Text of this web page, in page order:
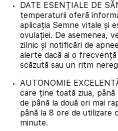
DATE ESENȚIALE DE
temperaturii oferă
aplicația Semne vitale și
ovulației. De asemenea,
zilnic și notificări de
alerte dacă ai o
scăzută sau un ritm
AUTONOMIE
care ține toată ziua,
de până la două ori mai
până la 8 ore de utilizare
minute.